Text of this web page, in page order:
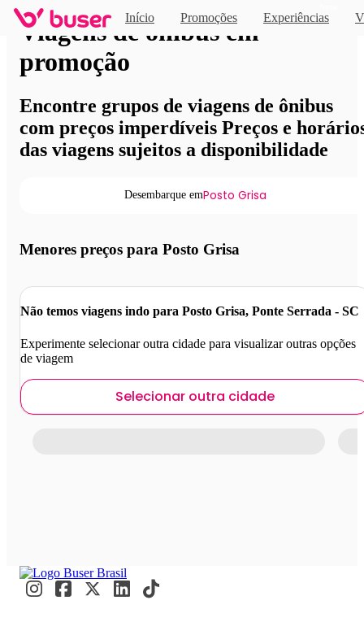
Início Promoções Experiências
Viagens de ônibus em
promoção
Encontre grupos de viagens de ônibus
com preços imperdíveis Preços e
das viagens sujeitos a disponibilidade
Desembarque emPosto Grisa
Menores preços para Posto Grisa
Não temos viagens indo para Posto Grisa, Ponte Serrada - SC
Experimente selecionar outra cidade para visualizar outras opções
de viagem
Selecionar outra cidade